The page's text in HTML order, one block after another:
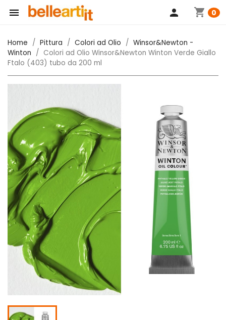
 shopping_cart 0
person
Home Pittura Colori ad Olio
Winsor&Newton -
Winton
Colori ad Olio Winsor&Newton Winton Verde Giallo
Ftalo (403) tubo da 200 ml